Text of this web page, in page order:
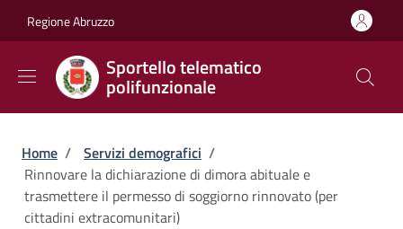
Regione Abruzzo
Sportello telematico
polifunzionale
Briciole di pane
Home / Servizi demografici /
Rinnovare la dichiarazione di dimora abituale e
trasmettere il permesso di soggiorno rinnovato (per
cittadini extracomunitari)